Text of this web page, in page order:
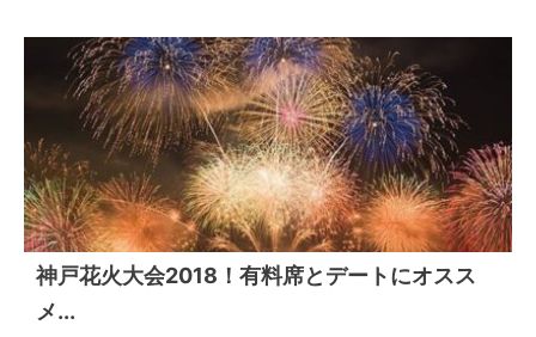
神戸花火大会2018！有料席とデートにオスス
メ...